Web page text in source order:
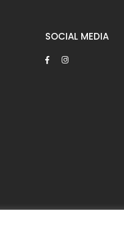
SOCIAL MEDIA
Z.Pandermarakis 2021 –